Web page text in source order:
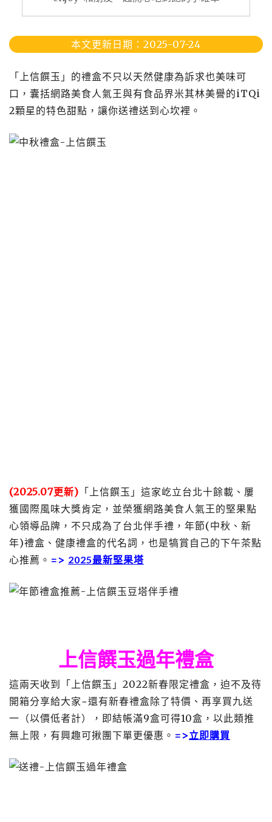
本文更新日期：2025-07-24
「上信饌玉」的禮盒不只以天然健康為訴求也美味可
口，囊括網路美食人氣王與有食品界米其林美譽的iTQi
2顆星的特色甜點，讓你送禮送到心坎裡。
(2025.07更新) 「上信饌玉」這家屹立台北十餘載、屢
獲國際風味大獎肯定，並榮獲網路美食人氣王的堅果點
心領導品牌，不只成為了台北伴手禮，年節(中秋、新
年)禮盒、健康禮盒的代名詞，也是犒賞自己的下午茶點
心推薦。 => 2025最新堅果塔
上信饌玉過年禮盒
這兩天收到「上信饌玉」2022新春限定禮盒，迫不及待
開箱分享給大家~還有新春禮盒除了特價、再享買九送
一（以價低者計），即結帳滿9盒可得10盒，以此類推
無上限，有興趣可揪團下單更優惠。 =>立即購買